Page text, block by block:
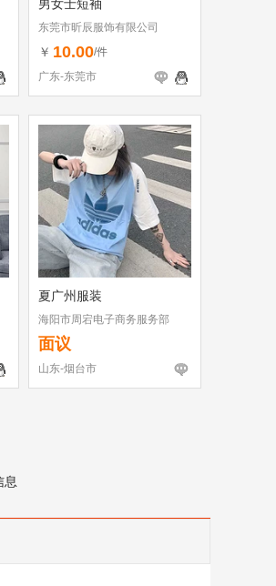
男女士短袖
东莞市昕辰服饰有限公司
￥ 10.00/件
广东-东莞市
夏广州服装
海阳市周宕电子商务服务部
面议
山东-烟台市
息